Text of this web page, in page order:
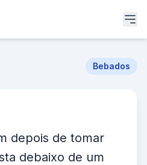
Bebados
depois de tomar
debaixo de um